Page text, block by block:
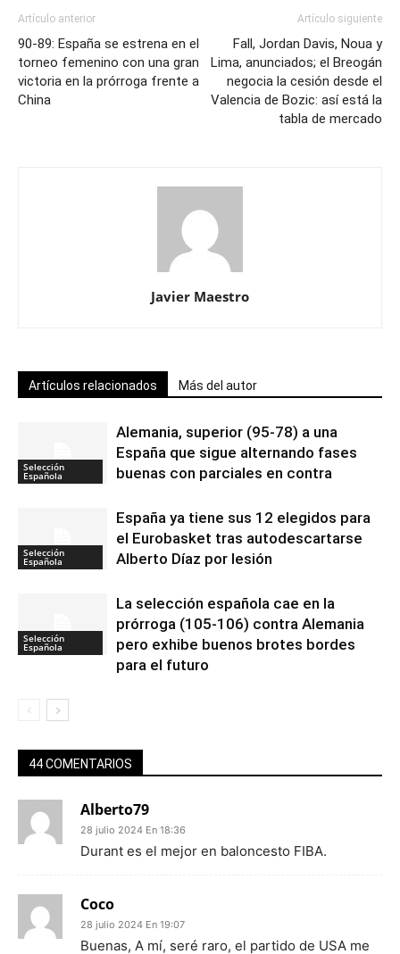
Artículo anterior
90-89: España se estrena en el
torneo femenino con una gran
victoria en la prórroga frente a
China
Artículo siguiente
Fall, Jordan Davis, Noua y
Lima, anunciados; el Breogán
negocia la cesión desde el
Valencia de Bozic: así está la
tabla de mercado
Javier Maestro
Artículos relacionados Más del autor
Selección
Española
Alemania, superior (95-78) a una
España que sigue alternando fases
buenas con parciales en contra
Selección
Española
España ya tiene sus 12 elegidos para
el Eurobasket tras autodescartarse
Alberto Díaz por lesión
Selección
Española
La selección española cae en la
prórroga (105-106) contra Alemania
pero exhibe buenos brotes bordes
para el futuro
44 COMENTARIOS
Alberto79
28 julio 2024 En 18:36
Durant es el mejor en baloncesto FIBA.
Coco
28 julio 2024 En 19:07
Buenas, A mí, seré raro, el partido de USA me